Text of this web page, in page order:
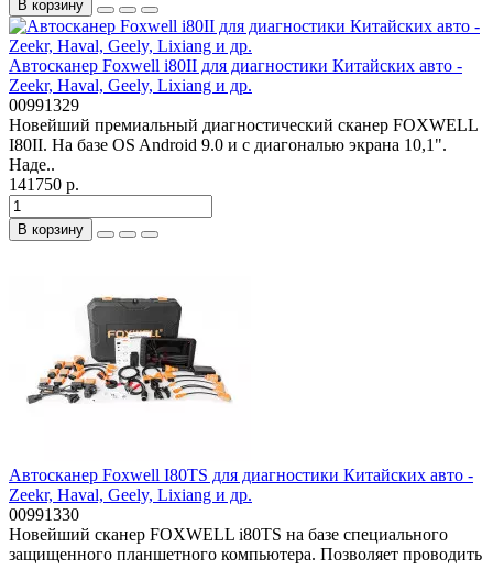
В корзину
Автосканер Foxwell i80II для диагностики Китайских авто -
Zeekr, Haval, Geely, Lixiang и др.
00991329
Новейший премиальный диагностический сканер FOXWELL
I80II. На базе OS Android 9.0 и с диагональю экрана 10,1".
Наде..
141750 р.
В корзину
Автосканер Foxwell I80TS для диагностики Китайских авто -
Zeekr, Haval, Geely, Lixiang и др.
00991330
Новейший сканер FOXWELL i80TS на базе специального
защищенного планшетного компьютера. Позволяет проводить